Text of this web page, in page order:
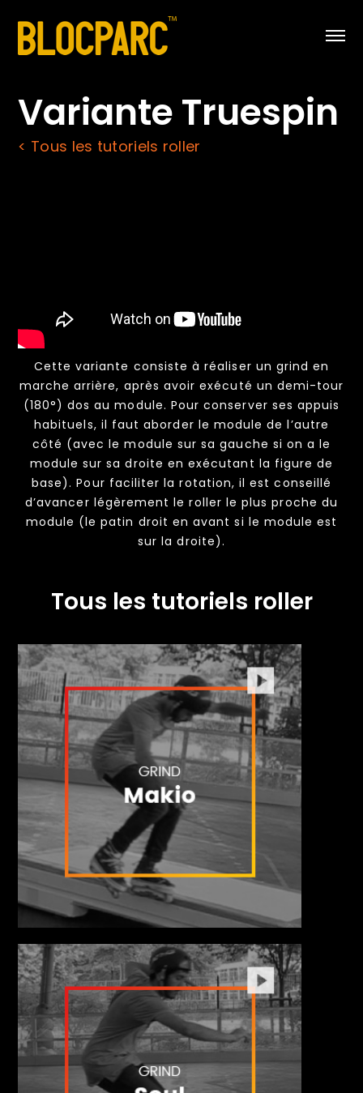
Variante Truespin
< Tous les tutoriels roller
Cette variante consiste à réaliser un grind en
marche arrière, après avoir exécuté un demi-tour
(180°) dos au module. Pour conserver ses appuis
habituels, il faut aborder le module de l’autre
côté (avec le module sur sa gauche si on a le
module sur sa droite en exécutant la figure de
base). Pour faciliter la rotation, il est conseillé
d’avancer légèrement le roller le plus proche du
module (le patin droit en avant si le module est
sur la droite).
Tous les tutoriels roller